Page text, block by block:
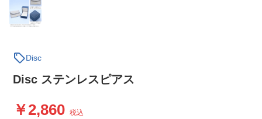
sellDisc
Disc ステンレスピアス
2,860 税込